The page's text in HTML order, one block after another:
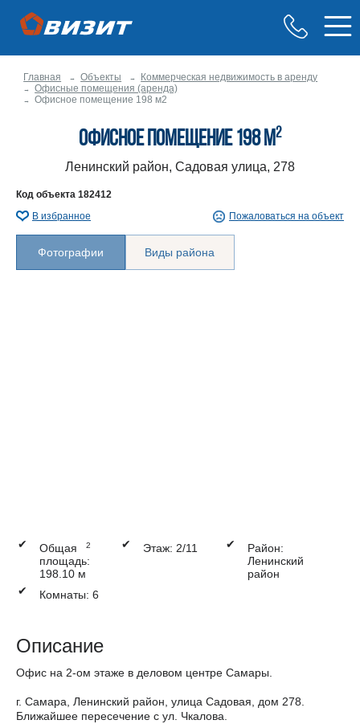
Главная Объекты
Коммерческая недвижимость в аренду
Офисные помещения (аренда)
Офисное помещение 198 м2
Офисное помещение 198 м2
Ленинский район, Садовая улица, 278
Код объекта 182412
В избранное
Пожаловаться на объект
Фотографии Виды района
✔
Общая
площадь:
198.10 м
2 ✔ Этаж: 2/11 ✔
Район:
Ленинский
район
✔
Комнаты: 6
Описание
Офис на 2-ом этаже в деловом центре Самары.
г. Самара, Ленинский район, улица Садовая, дом 278.
Ближайшее пересечение с ул. Чкалова.